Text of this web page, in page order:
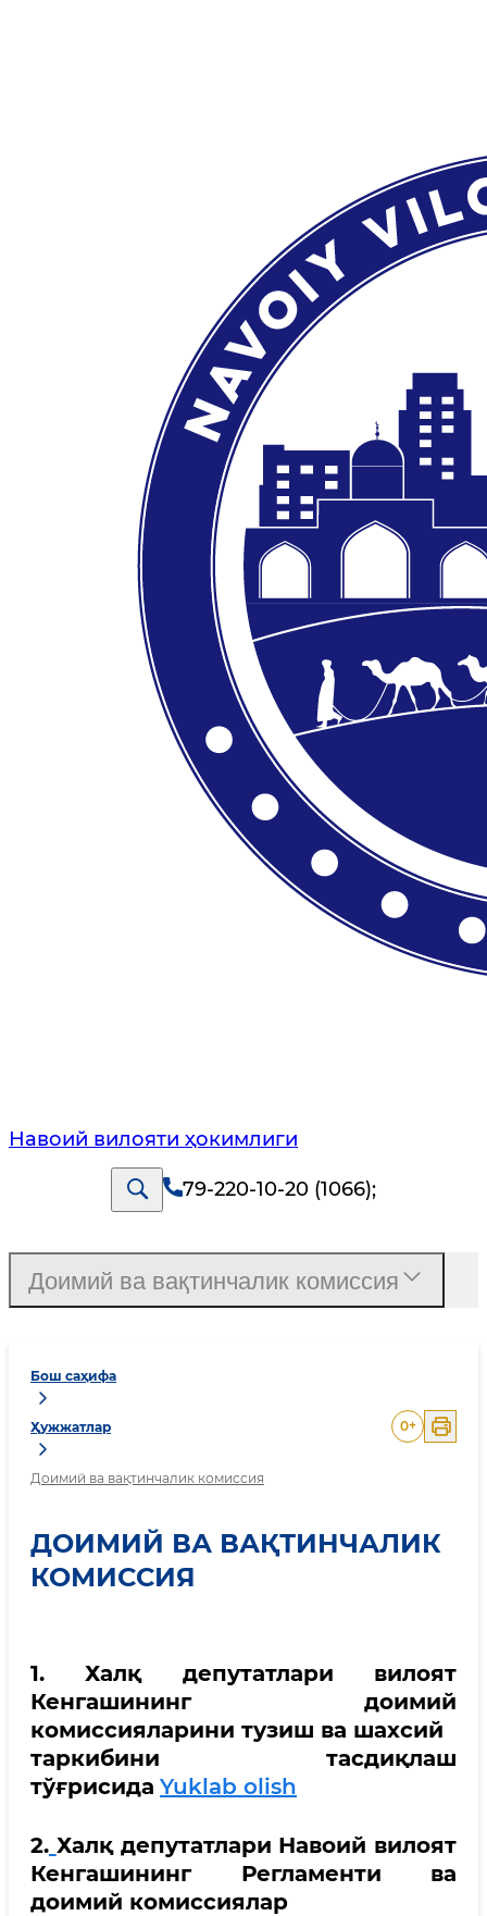
Навоий вилояти ҳокимлиги
79-220-10-20 (1066);
Бош саҳифа
Ҳужжатлар
Доимий ва вақтинчалик комиссия
0+
ДОИМИЙ ВА ВАҚТИНЧАЛИК
КОМИССИЯ
1. Халқ депутатлари вилоят
Кенгашининг доимий
комиссияларини тузиш ва шахсий
таркибини тасдиқлаш
тўғрисида Yuklab olish
2. Халқ депутатлари Навоий вилоят
Кенгашининг Регламенти ва
доимий комиссиялар
Доимий ва вақтинчалик комиссия